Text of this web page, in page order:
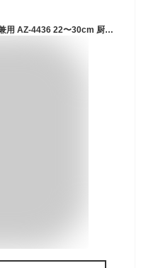
コックシューズ メンズ レディース 男女兼用 AZ-4436 22〜30cm 厨房シューズ 調理靴 耐滑 耐油底 抗菌インソール 飲食 アイトス AITOZ